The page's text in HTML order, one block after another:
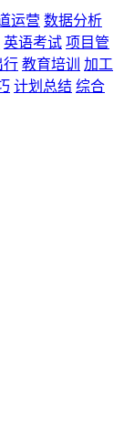
运营 数据分析
英语考试 项目管
行 教育培训
加工
计划总结 综合